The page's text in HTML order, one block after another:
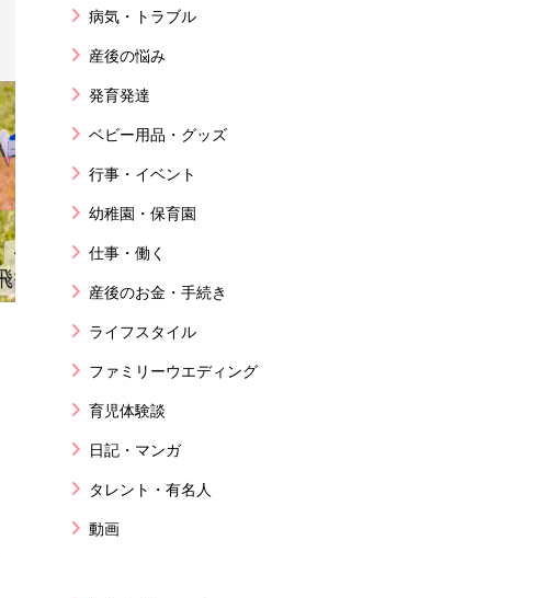
病気・トラブル
産後の悩み
発育発達
ベビー用品・グッズ
行事・イベント
幼稚園・保育園
仕事・働く
産後のお金・手続き
ライフスタイル
ファミリーウエディング
育児体験談
日記・マンガ
タレント・有名人
動画